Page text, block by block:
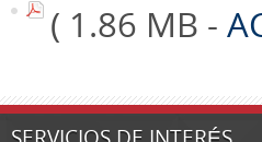
( 1.86 MB -